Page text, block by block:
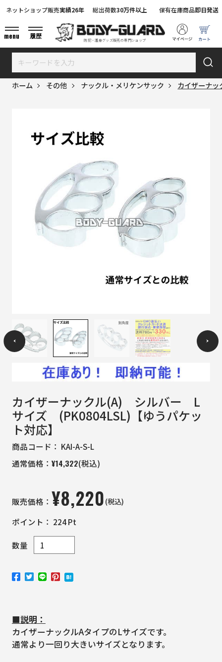
防犯・護身グッズ販売の専門ショップ
ネットショップ販売実績26年 総出荷数30万件以上 保有在庫商品即日発送
menu 履歴
ホーム その他 ナックル・メリケンサック カイザーナ
カイザーナックル(A) シルバー L
サイズ (PK0804LSL)【ゆうパケッ
ト対応】
商品コード： KAI-A-S-L
通常価格： ¥14,322(税込)
販売価格： ¥8,220(税込)
ポイント： 224Pt
数量
■説明：
カイザーナックルAタイプのLサイズです。
通常より一回り大きいサイズとなります。